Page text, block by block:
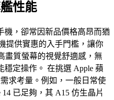
性能
機，卻常因新品價格高昂而猶
提供實惠的入手門檻，讓你
畫質螢幕的視覺舒適感，無
定操作。 在挑選 Apple 蘋
求考量。例如，一般日常使
14 已足夠，其 A15 仿生晶片